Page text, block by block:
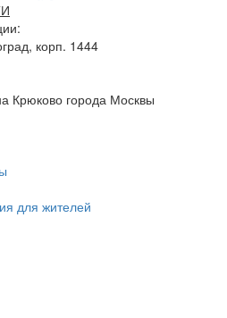
корп. 1444
Крюково города Москвы
для жителей